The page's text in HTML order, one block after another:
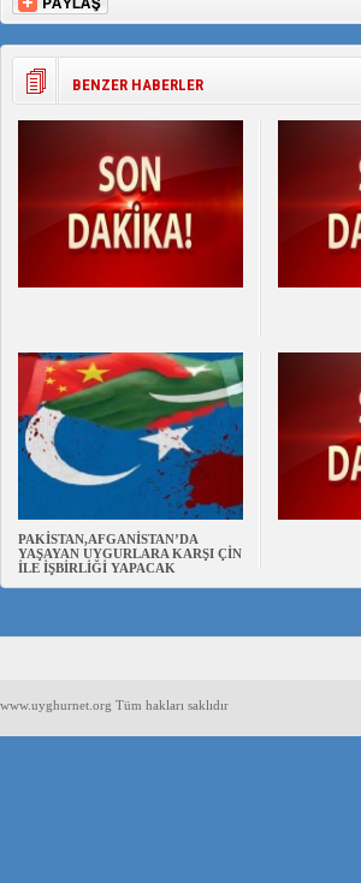
BENZER HABERLER
PAKİSTAN,AFGANİSTAN’DA
YAŞAYAN UYGURLARA KARŞI ÇİN
İLE İŞBİRLİĞİ YAPACAK
www.uyghurnet.org Tüm hakları saklıdır